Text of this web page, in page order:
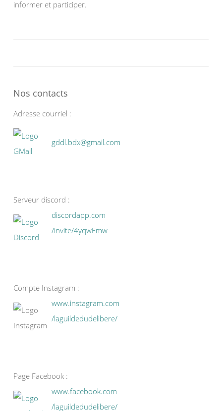
informer et participer.
Nos contacts
Adresse courriel :
gddl.bdx@gmail.com
Serveur discord :
discordapp.com
/invite/4yqwFmw
Compte Instagram :
www.instagram.com
/laguildedudelibere/
Page Facebook :
www.facebook.com
/laguildedudelibere/